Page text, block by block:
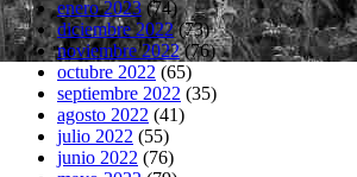
enero 2023(74)
diciembre 2022(73)
noviembre 2022(76)
octubre 2022 (65)
septiembre 2022 (35)
agosto 2022 (41)
julio 2022 (55)
junio 2022 (76)